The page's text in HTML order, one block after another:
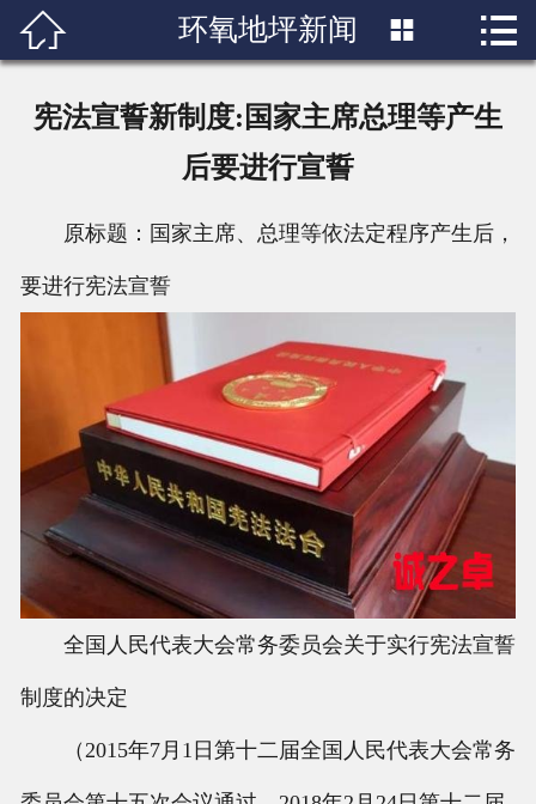
 首页
人才招聘
联系我们
 环氧地坪新闻  
宪法宣誓新制度:国家主席总理等产生
后要进行宣誓
原标题：国家主席、总理等依法定程序产生后，
要进行宪法宣誓
全国人民代表大会常务委员会关于实行宪法宣誓
制度的决定
（2015年7月1日第十二届全国人民代表大会常务